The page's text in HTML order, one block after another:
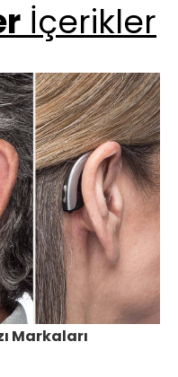
İçerikler
Markaları